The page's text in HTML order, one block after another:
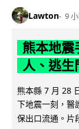
Lawton 9
熊本地震
人、逃生
熊本縣 7 月 28
下地震一刻，醫
保出口流通。片